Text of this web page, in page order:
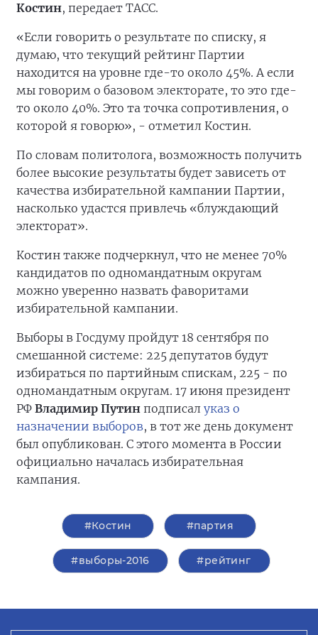
Костин, передает ТАСС.
«Если говорить о результате по списку, я
думаю, что текущий рейтинг Партии
находится на уровне где-то около 45%. А если
мы говорим о базовом электорате, то это где-
то около 40%. Это та точка сопротивления, о
которой я говорю», - отметил Костин.
По словам политолога, возможность получить
более высокие результаты будет зависеть от
качества избирательной кампании Партии,
насколько удастся привлечь «блуждающий
электорат».
Костин также подчеркнул, что не менее 70%
кандидатов по одномандатным округам
можно уверенно назвать фаворитами
избирательной кампании.
Выборы в Госдуму пройдут 18 сентября по
смешанной системе: 225 депутатов будут
избираться по партийным спискам, 225 - по
одномандатным округам. 17 июня президент
РФ Владимир Путин подписал указ о
назначении выборов, в тот же день документ
был опубликован. С этого момента в России
официально началась избирательная
кампания.
#Костин #партия
#выборы-2016 #рейтинг